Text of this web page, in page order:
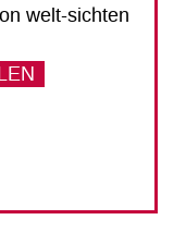
sich
Wie stark das
welt-sichten